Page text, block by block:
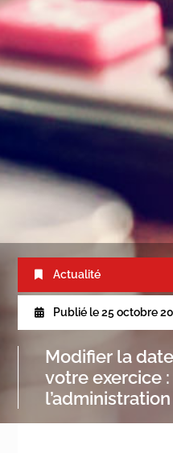
Actualité
Publié le 25 octobre
Modifier la
votre exercice
l’administration